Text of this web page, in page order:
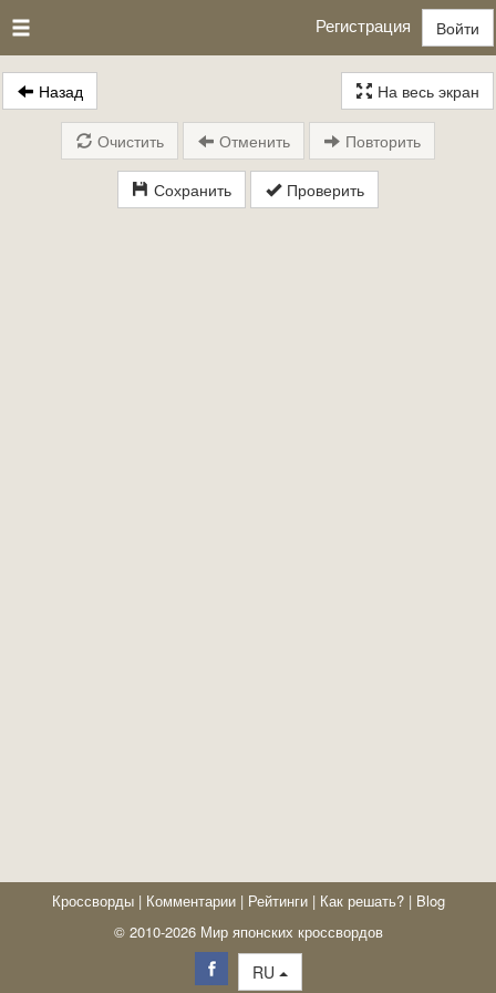
Регистрация Войти
Назад На весь экран
Сохранить Проверить
Очистить Отменить Повторить
Кроссворды | Комментарии | Рейтинги | Как решать? | Blog
© 2010-2026 Мир японских кроссвордов
RU